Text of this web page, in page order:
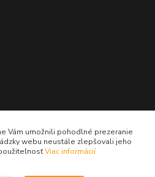
Vám umožnili pohodlné prezeranie
webu neustále zlepšovali jeho
Viac informácií